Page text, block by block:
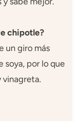
chipotle?
un giro más
soya, por lo que
vinagreta.